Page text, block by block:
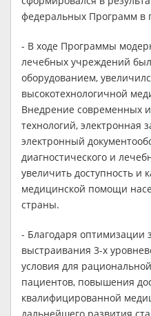
федеральных Программ в
- В ходе Программы
лечебных учреждений
оборудованием,
высокотехнологичной
Внедрение современных
технологий, электронная
электронный
диагностического и
увеличить доступность и
медицинской помощи
страны.
- Благодаря оптимизации
выстраивания 3-х
условия для
пациентов, повышения
квалифицированной